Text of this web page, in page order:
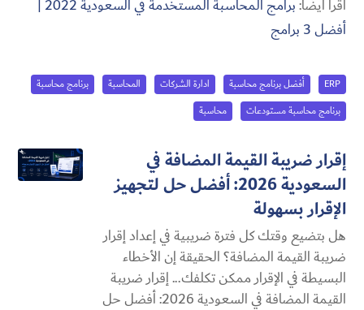
اقرأ ايضًا:
برامج المحاسبة المستخدمة في السعودية 2022 |
أفضل 3 برامج
ERP أفضل برنامج محاسبة ادارة الشركات المحاسبة
برنامج محاسبة
برنامج محاسبة مستودعات
محاسبة
إقرار ضريبة القيمة المضافة في
السعودية 2026: أفضل حل لتجهيز
الإقرار بسهولة
هل بتضيع وقتك كل فترة ضريبية في إعداد إقرار
ضريبة القيمة المضافة؟ الحقيقة إن الأخطاء
البسيطة في الإقرار ممكن تكلفك... إقرار ضريبة
القيمة المضافة في السعودية 2026: أفضل حل